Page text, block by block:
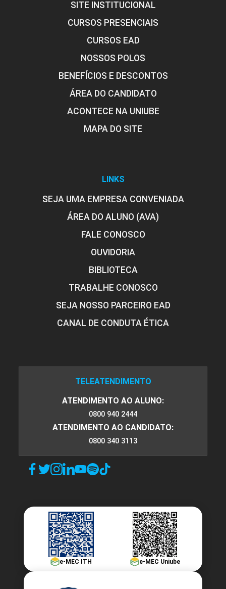
Comercialização para
Produtos Agrícolas
10h
Produto Sustentável e Certificações
SITE INSTITUCIONAL
CURSOS PRESENCIAIS
CURSOS EAD
NOSSOS POLOS
BENEFÍCIOS E DESCONTOS
ÁREA DO CANDIDATO
ACONTECE NA UNIUBE
MAPA DO SITE
LINKS
SEJA UMA EMPRESA CONVENIADA
ÁREA DO ALUNO (AVA)
FALE CONOSCO
OUVIDORIA
BIBLIOTECA
TRABALHE CONOSCO
SEJA NOSSO PARCEIRO EAD
CANAL DE CONDUTA ÉTICA
TELEATENDIMENTO
ATENDIMENTO AO ALUNO:
0800 940 2444
ATENDIMENTO AO CANDIDATO:
0800 340 3113
e-MEC ITH e-MEC Uniube